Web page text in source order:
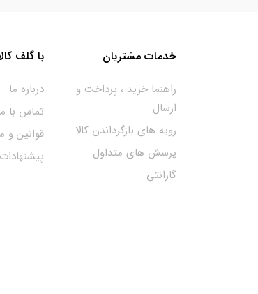
خدمات مشتریان
راهنما خرید ، پرداخت و
ارسال
رویه های بازگرداندن کالا
پرسش های متداول
گارانتی
با گلف
درباره ما
تماس با
قوانین و